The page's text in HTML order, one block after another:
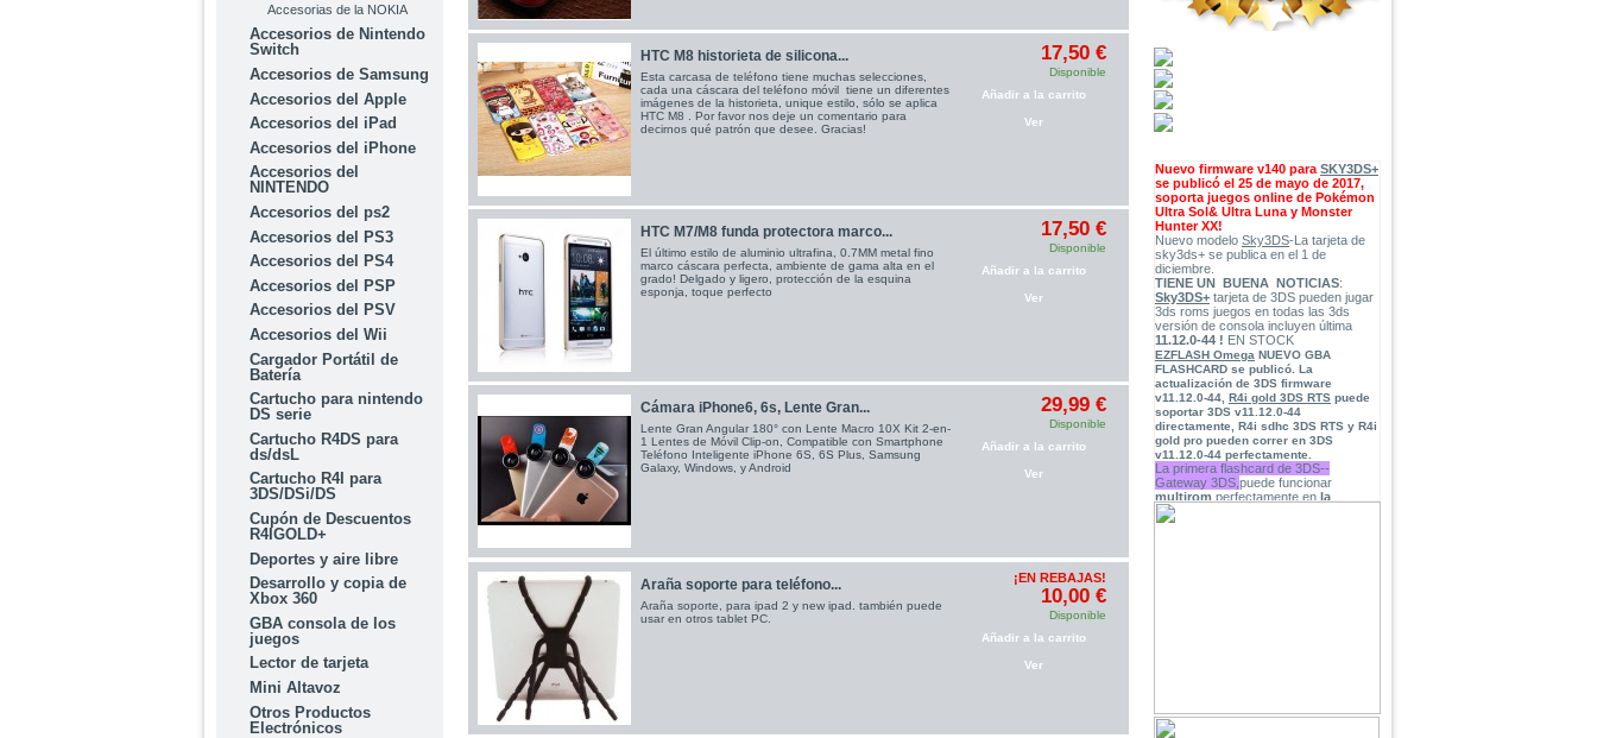
Accesorias de la NOKIA
Accesorios de Nintendo
Switch
Accesorios de Samsung
Accesorios del Apple
Accesorios del iPad
Accesorios del iPhone
Accesorios del
NINTENDO
Accesorios del ps2
Accesorios del PS3
Accesorios del PS4
Accesorios del PSP
Accesorios del PSV
Accesorios del Wii
Cargador Portátil de
Batería
Cartucho para nintendo
DS serie
Cartucho R4DS para
ds/dsL
Cartucho R4I para
3DS/DSi/DS
Cupón de Descuentos
R4IGOLD+
Deportes y aire libre
Desarrollo y copia de
Xbox 360
GBA consola de los
juegos
Lector de tarjeta
Mini Altavoz
Otros Productos
Electrónicos
HTC M8 historieta de silicona...
Esta carcasa de teléfono tiene muchas selecciones,
cada una cáscara del teléfono móvil tiene un diferentes
imágenes de la historieta, unique estilo, sólo se aplica
HTC M8 . Por favor nos deje un comentario para
decirnos qué patrón que desee. Gracias!
17,50 €
Disponible
Añadir a la carrito
Ver
HTC M7/M8 funda protectora marco...
El último estilo de aluminio ultrafina, 0.7MM metal fino
marco cáscara perfecta, ambiente de gama alta en el
grado! Delgado y ligero, protección de la esquina
esponja, toque perfecto
17,50 €
Disponible
Añadir a la carrito
Ver
Cámara iPhone6, 6s, Lente Gran...
Lente Gran Angular 180° con Lente Macro 10X Kit 2-en-
1 Lentes de Móvil Clip-on, Compatible con Smartphone
Teléfono Inteligente iPhone 6S, 6S Plus, Samsung
Galaxy, Windows, y Android
29,99 €
Disponible
Añadir a la carrito
Ver
Araña soporte para teléfono...
Araña soporte, para ipad 2 y new ipad. también puede
usar en otros tablet PC.
¡EN REBAJAS!
10,00 €
Disponible
Añadir a la carrito
Ver
Nuevo firmware v140 para SKY3DS+
se publicó el 25 de mayo de 2017,
soporta juegos online de Pokémon
Ultra Sol& Ultra Luna y Monster
Hunter XX!
Nuevo modelo Sky3DS-La tarjeta de
sky3ds+ se publica en el 1 de
diciembre.
TIENE UN BUENA NOTICIAS:
Sky3DS+ tarjeta de 3DS pueden jugar
3ds roms juegos en todas las 3ds
versión de consola incluyen última
11.12.0-44 ! EN STOCK
EZFLASH Omega NUEVO GBA
FLASHCARD se publicó. La
actualización de 3DS firmware
v11.12.0-44, R4i gold 3DS RTS puede
soportar 3DS v11.12.0-44
directamente, R4i sdhc 3DS RTS y R4i
gold pro pueden correr en 3DS
v11.12.0-44 perfectamente.
La primera flashcard de 3DS--
Gateway 3DS, puede funcionar
multirom perfectamente en la
versión 4.5-9.2 de 3DS
disponible en nuestra tienda, puede
E3 Flasher,el mejor accesorio de PS3!